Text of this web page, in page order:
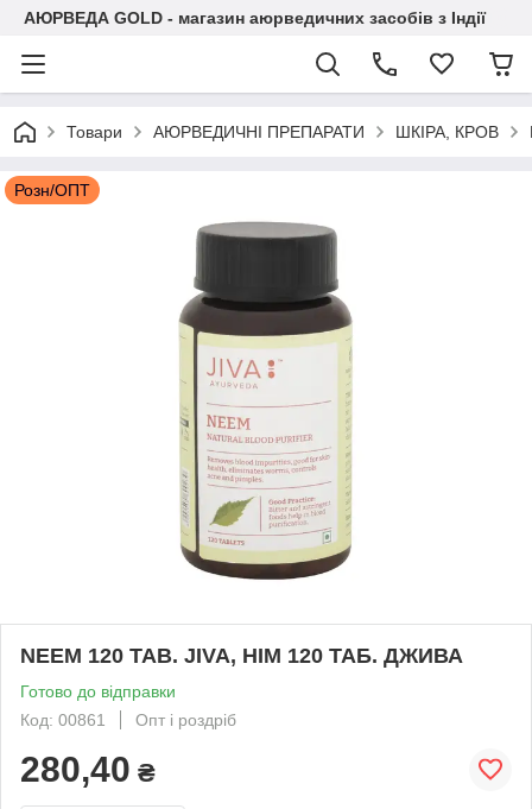
АЮРВЕДА GOLD - магазин аюрведичних засобів з Індії
Товари АЮРВЕДИЧНІ ПРЕПАРАТИ ШКІРА, КРОВ
Розн/ОПТ
NEEM 120 TAB. JIVA, НІМ 120 ТАБ. ДЖИВА
Готово до відправки
Код: 00861
Опт і роздріб
280,40 ₴